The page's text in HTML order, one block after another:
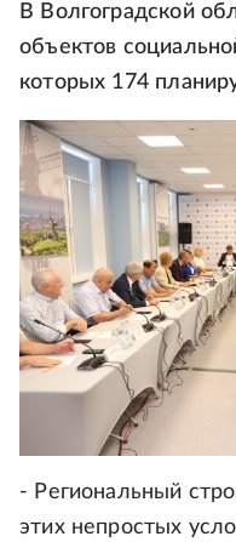
В Волгоградской
объектов
которых 174
- Региональный
этих непростых